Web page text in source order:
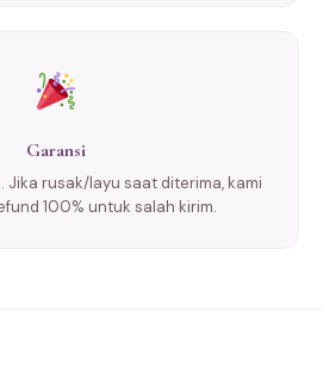
Garansi
Jika rusak/layu saat diterima, kami
100% untuk salah kirim.